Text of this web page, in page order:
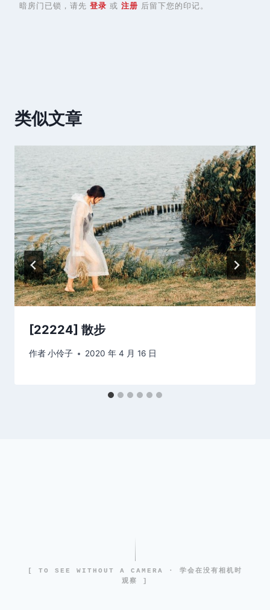
暗房门已锁，请先 登录 或 注册 后留下您的印记。
类似文章
[22224] 散步
作者小伶子 2020 年 4 月 16 日
[ TO SEE WITHOUT A CAMERA · 学会在没有相机时
观察 ]